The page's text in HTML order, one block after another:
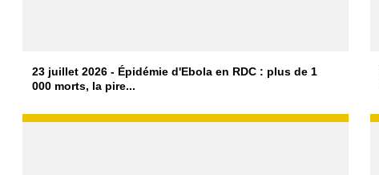
23 juillet 2026 - Épidémie d'Ebola en RDC : plus de 1
000 morts, la pire...